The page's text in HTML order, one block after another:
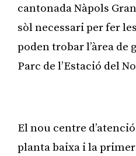
cantonada Nàpols
sòl necessari per fer
poden trobar l’àrea de
Parc de l’Estació del
El nou centre
planta baixa i la